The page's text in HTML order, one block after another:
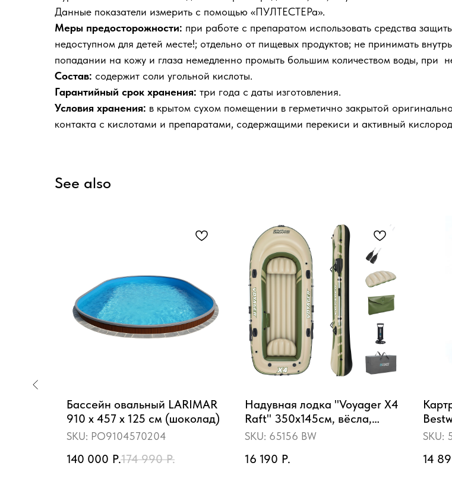
Данные показатели измерить с помощью «ПУЛТЕСТЕРа».
Меры предосторожности: при работе с препаратом использовать средства
недоступном для детей месте!; отдельно от пищевых продуктов; не принимать
попадании на кожу и глаза немедленно промыть большим количеством воды, при
Состав: содержит соли угольной кислоты.
Гарантийный срок хранения: три года с даты изготовления.
Условия хранения: в крытом сухом помещении в герметично закрытой
контакта с кислотами и препаратами, содержащими перекиси и активный
See also
Бассейн овальный LARIMAR
910 х 457 х 125 см (шоколад)
SKU: PO9104570204
140 000 Р.174 990 Р.
Надувная лодка "Voyager X4
Raft" 350х145см, вёсла,
насос, до 480кг
SKU: 65156 BW
16 190 Р.
SKU:
14